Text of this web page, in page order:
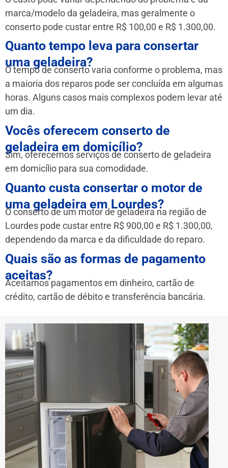
marca/modelo da geladeira, mas geralmente o
conserto pode custar entre R$ 100,00 e R$ 1.300,00.
Quanto tempo leva para consertar
uma geladeira?
O tempo de conserto varia conforme o problema, mas
a maioria dos reparos pode ser concluída em algumas
horas. Alguns casos mais complexos podem levar até
um dia.
Vocês oferecem conserto de
geladeira em domicílio?
Sim, oferecemos serviços de conserto de geladeira
em domicílio para sua comodidade.
Quanto custa consertar o motor de
uma geladeira em Lourdes?
O conserto de um motor de geladeira na região de
Lourdes pode custar entre R$ 900,00 e R$ 1.300,00,
dependendo da marca e da dificuldade do reparo.
Quais são as formas de pagamento
aceitas?
Aceitamos pagamentos em dinheiro, cartão de
crédito, cartão de débito e transferência bancária.